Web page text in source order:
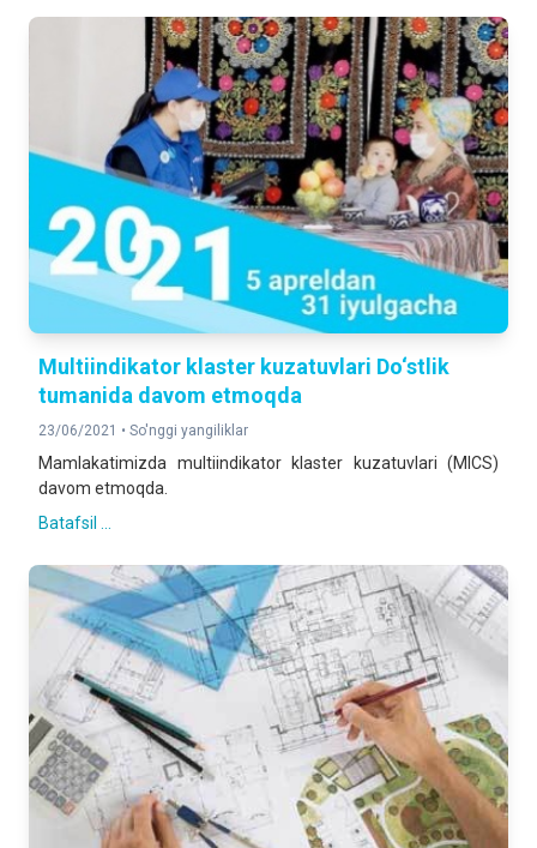
Multiindikator klaster kuzatuvlari Do‘stlik
tumanida davom etmoqda
23/06/2021 • So'nggi yangiliklar
Mamlakatimizda multiindikator klaster kuzatuvlari (MICS)
davom etmoqda.
Batafsil ...